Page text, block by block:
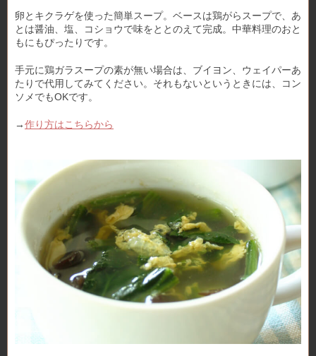
卵とキクラゲを使った簡単スープ。ベースは鶏がらスープで、あ
とは醤油、塩、コショウで味をととのえて完成。中華料理のおと
もにもぴったりです。
手元に鶏ガラスープの素が無い場合は、ブイヨン、ウェイパーあ
たりで代用してみてください。それもないというときには、コン
ソメでもOKです。
→作り方はこちらから